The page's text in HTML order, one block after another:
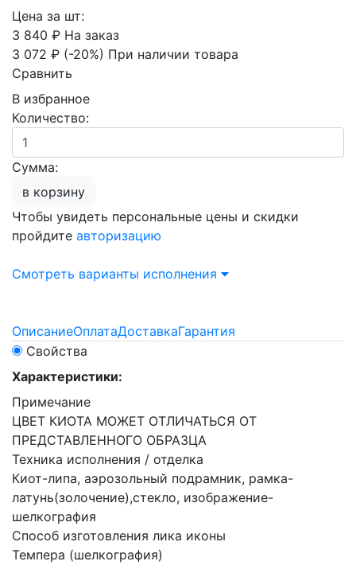
Цена за шт:
3 840 ₽ На заказ
3 072 ₽ (-20%) При наличии товара
Сравнить
В избранное
Количество:
Сумма:
в корзину
Чтобы увидеть персональные цены и скидки
пройдите авторизацию
Смотреть варианты исполнения
ОписаниеОплатаДоставкаГарантия
Свойства
Характеристики:
Примечание
ЦВЕТ КИОТА МОЖЕТ ОТЛИЧАТЬСЯ ОТ
ПРЕДСТАВЛЕННОГО ОБРАЗЦА
Техника исполнения / отделка
Киот-липа, аэрозольный подрамник, рамка-
латунь(золочение),стекло, изображение-
шелкография
Способ изготовления лика иконы
Темпера (шелкография)